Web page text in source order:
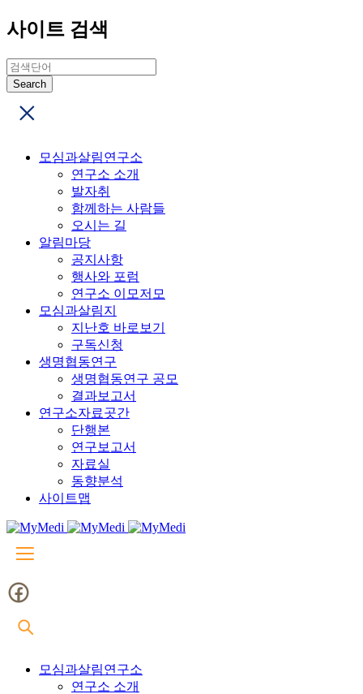
사이트 검색
모심과살림연구소
연구소 소개
발자취
함께하는 사람들
오시는 길
알림마당
공지사항
행사와 포럼
연구소 이모저모
모심과살림지
지난호 바로보기
구독신청
생명협동연구
생명협동연구 공모
결과보고서
연구소자료곳간
단행본
연구보고서
자료실
동향분석
사이트맵
모심과살림연구소
연구소 소개